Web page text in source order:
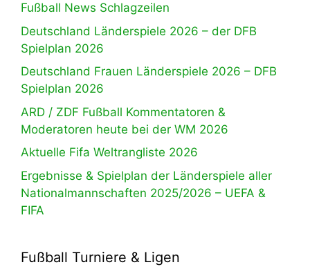
Fußball News Schlagzeilen
Deutschland Länderspiele 2026 – der DFB
Spielplan 2026
Deutschland Frauen Länderspiele 2026 – DFB
Spielplan 2026
ARD / ZDF Fußball Kommentatoren &
Moderatoren heute bei der WM 2026
Aktuelle Fifa Weltrangliste 2026
Ergebnisse & Spielplan der Länderspiele aller
Nationalmannschaften 2025/2026 – UEFA &
FIFA
Fußball Turniere & Ligen